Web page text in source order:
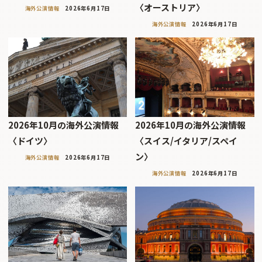
海外公演情報 2026年6月17日
〈オーストリア〉
海外公演情報 2026年6月17日
2026年10月の海外公演情報
〈ドイツ〉
海外公演情報 2026年6月17日
2026年10月の海外公演情報
〈スイス/イタリア/スペイ
ン〉
海外公演情報 2026年6月17日